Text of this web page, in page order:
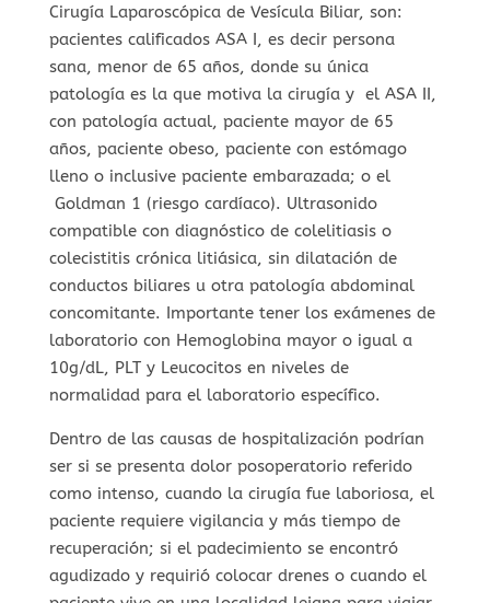
Cirugía Laparoscópica de Vesícula Biliar, son:
pacientes calificados ASA I, es decir persona
sana, menor de 65 años, donde su única
patología es la que motiva la cirugía y el ASA II,
con patología actual, paciente mayor de 65
años, paciente obeso, paciente con estómago
lleno o inclusive paciente embarazada; o el
Goldman 1 (riesgo cardíaco). Ultrasonido
compatible con diagnóstico de colelitiasis o
colecistitis crónica litiásica, sin dilatación de
conductos biliares u otra patología abdominal
concomitante. Importante tener los exámenes de
laboratorio con Hemoglobina mayor o igual a
10g/dL, PLT y Leucocitos en niveles de
normalidad para el laboratorio específico.
Dentro de las causas de hospitalización podrían
ser si se presenta dolor posoperatorio referido
como intenso, cuando la cirugía fue laboriosa, el
paciente requiere vigilancia y más tiempo de
recuperación; si el padecimiento se encontró
agudizado y requirió colocar drenes o cuando el